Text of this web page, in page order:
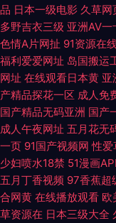
品 日本一级电影 久草网
多野吉衣三级 亚洲AV一
色情A片网扯 91资源在
福利爱爱网址 岛国搬运
网址 在线观看日本黄 亚
产精品探花一区 成人免
国产精品无码亚洲 国产
成人午夜网址 五月花无
一页 91国产视频网 性爱
少妇喷水18禁 51漫画
五月丁香视频 97香蕉超
合网黄 在线播放观看 欧
草资源在 日本三级大全